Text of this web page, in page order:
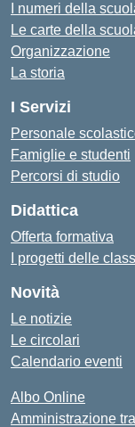
I numeri della
Le carte della
Organizzazione
La storia
I Servizi
Personale
Famiglie e studenti
Percorsi di studio
Didattica
Offerta formativa
I progetti delle
Novità
Le notizie
Le circolari
Calendario eventi
Albo Online
Amministrazione